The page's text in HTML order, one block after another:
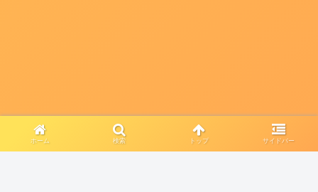
ホーム 検索 トップ サイドバー